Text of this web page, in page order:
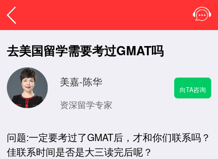
去美国留学需要考过GMAT吗
美嘉-陈华
资深留学专家
向TA咨询
问题:一定要考过了GMAT后，才和你们联系吗？
佳联系时间是否是大三读完后呢？